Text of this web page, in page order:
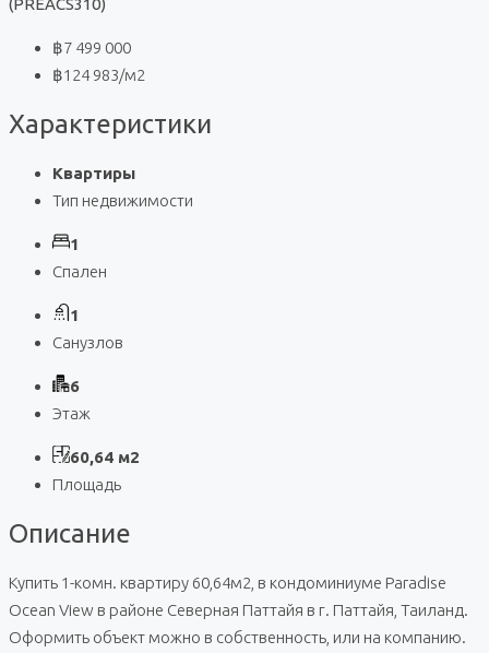
(PREACS310)
฿7 499 000
฿124 983/м2
Характеристики
Квартиры
Тип недвижимости
1
Спален
1
Санузлов
6
Этаж
60,64 м2
Площадь
Описание
Купить 1-комн. квартиру 60,64м2, в кондоминиуме Paradise
Ocean View в районе Северная Паттайя в г. Паттайя, Таиланд.
Оформить объект можно в собственность, или на компанию.